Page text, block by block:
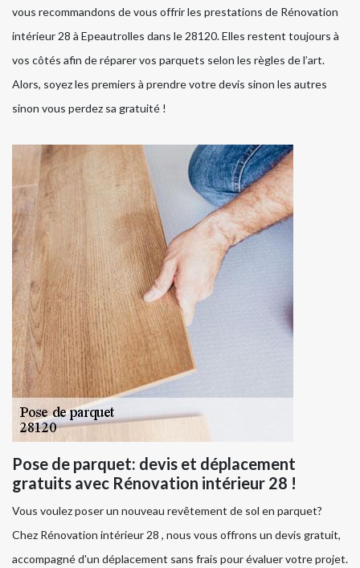
vous recommandons de vous offrir les prestations de Rénovation
intérieur 28 à Epeautrolles dans le 28120. Elles restent toujours à
vos côtés afin de réparer vos parquets selon les règles de l’art.
Alors, soyez les premiers à prendre votre devis sinon les autres
sinon vous perdez sa gratuité !
Pose de parquet: devis et déplacement
gratuits avec Rénovation intérieur 28 !
Vous voulez poser un nouveau revêtement de sol en parquet?
Chez Rénovation intérieur 28 , nous vous offrons un devis gratuit,
accompagné d'un déplacement sans frais pour évaluer votre projet.